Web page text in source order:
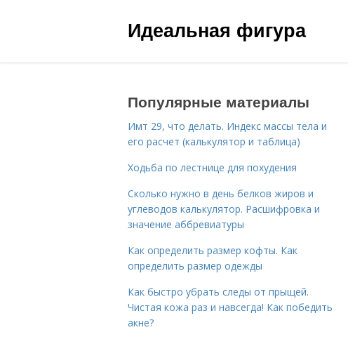
Идеальная фигура
Популярные материалы
Имт 29, что делать. Индекс массы тела и
его расчет (калькулятор и таблица)
Ходьба по лестнице для похудения
Сколько нужно в день белков жиров и
углеводов калькулятор. Расшифровка и
значение аббревиатуры
Как определить размер кофты. Как
определить размер одежды
Как быстро убрать следы от прыщей.
Чистая кожа раз и навсегда! Как победить
акне?